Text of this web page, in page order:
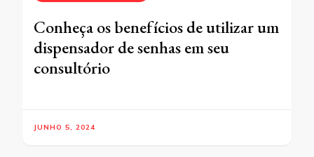
Conheça os benefícios de utilizar um
dispensador de senhas em seu
consultório
JUNHO 5, 2024